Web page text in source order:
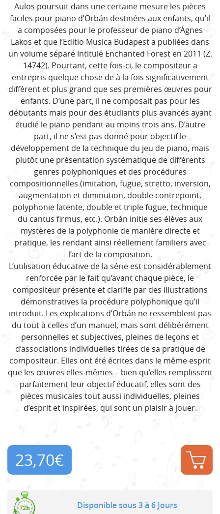
Aulos poursuit dans une certaine mesure les pièces
faciles pour piano d’Orbán destinées aux enfants, qu’il
a composées pour le professeur de piano d’Ágnes
Lakos et que l’Editio Musica Budapest a publiées dans
un volume séparé intitulé Enchanted Forest en 2011 (Z.
14742). Pourtant, cette fois-ci, le compositeur a
entrepris quelque chose de à la fois significativement
différent et plus grand que ses premières œuvres pour
enfants. D’une part, il ne composait pas pour les
débutants mais pour des étudiants plus avancés ayant
étudié le piano pendant au moins trois ans. D’autre
part, il ne s’est pas donné pour objectif le
développement de la technique du jeu de piano, mais
plutôt une présentation systématique de différents
genres polyphoniques et des procédures
compositionnelles (imitation, fugue, stretto, inversion,
augmentation et diminution, double contrepoint,
polyphonie latente, double et triple fugue, technique
du cantus firmus, etc.). Orbán initie ses élèves aux
mystères de la polyphonie de manière directe et
pratique, les rendant ainsi réellement familiers avec
l’art de la composition.
L’utilisation éducative de la série est considérablement
renforcée par le fait qu’avant chaque pièce, le
compositeur présente et clarifie par des illustrations
démonstratives la procédure polyphonique qu’il
introduit. Les explications d’Orbán ne ressemblent pas
du tout à celles d’un manuel, mais sont délibérément
personnelles et subjectives, pleines de leçons et
d’associations individuelles tirées de sa pratique de
compositeur. Elles ont été écrites dans le même esprit
que les œuvres elles-mêmes – bien qu’elles remplissent
parfaitement leur objectif éducatif, elles sont des
pièces musicales tout aussi individuelles, pleines
d’esprit et inspirées, qui sont un plaisir à jouer.
23,70€
Disponible sous 3 à 6 Jours